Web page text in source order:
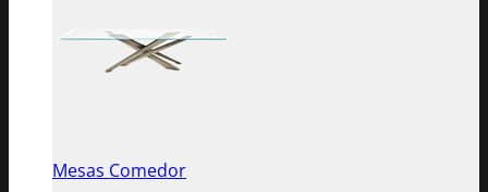
Mesas Comedor